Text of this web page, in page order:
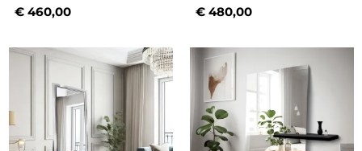
€ 460,00
€ 480,00